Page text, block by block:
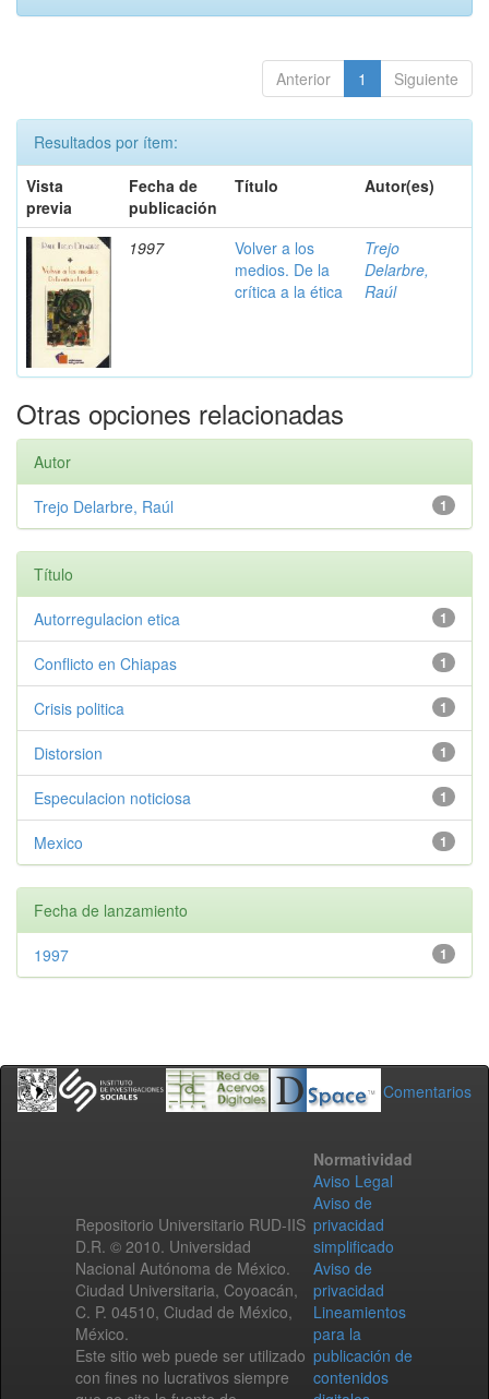
Anterior 1 Siguiente
Resultados por ítem:
Vista
previa
Fecha de
publicación
Título Autor(es)
1997
Volver a los
medios. De la
crítica a la ética
Trejo
Delarbre,
Raúl
Otras opciones relacionadas
Autor
1
Trejo Delarbre, Raúl
Título
1
Autorregulacion etica
1
Conflicto en Chiapas
1
Crisis politica
1
Distorsion
1
Especulacion noticiosa
1
Mexico
Fecha de lanzamiento
1
1997
Comentarios
Repositorio Universitario RUD-IIS
D.R. © 2010. Universidad
Nacional Autónoma de México.
Ciudad Universitaria, Coyoacán,
C. P. 04510, Ciudad de México,
México.
Este sitio web puede ser utilizado
con fines no lucrativos siempre
Normatividad
Aviso Legal
Aviso de
privacidad
simplificado
Aviso de
privacidad
Lineamientos
para la
publicación de
contenidos